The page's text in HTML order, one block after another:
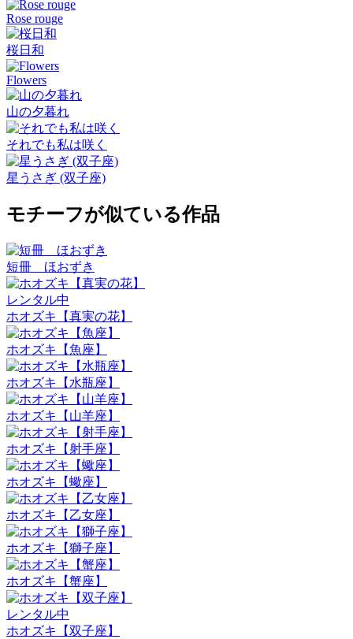
Rose rouge
桜日和
Flowers
山の夕暮れ
それでも私は咲く
星うさぎ (双子座)
モチーフが似ている作品
短冊 ほおずき
レンタル中
ホオズキ【真実の花】
ホオズキ【魚座】
ホオズキ【水瓶座】
ホオズキ【山羊座】
ホオズキ【射手座】
ホオズキ【蠍座】
ホオズキ【乙女座】
ホオズキ【獅子座】
ホオズキ【蟹座】
レンタル中
ホオズキ【双子座】